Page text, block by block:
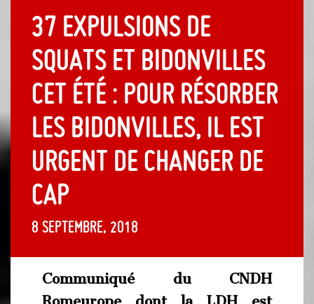
37 expulsions de
squats et bidonvilles
cet été : pour résorber
les bidonvilles, il est
urgent de changer de
cap
8 septembre, 2018
Communiqué du CNDH